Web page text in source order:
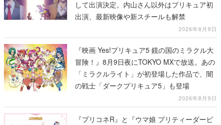
して出演決定。内山さん以外はプリキュア初
出演、最新映像や新スチールも解禁
2026年8月9日
『映画 Yes!プリキュア5 鏡の国のミラクル大
冒険！』8月9日夜にTOKYO MXで放送。あの
「ミラクルライト」が初登場した作品で、闇
の戦士「ダークプリキュア5」も登場
2026年8月9日
『プリコネR』と『ウマ娘 プリティーダービ